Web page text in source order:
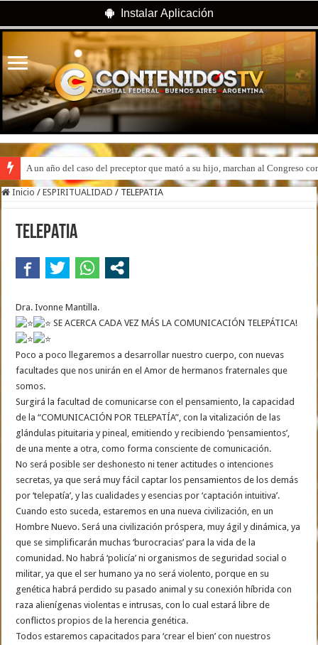
Instalar Aplicación
A un año del caso del preceptor que mató a su hijo, marchan al Congreso
Inicio / ESPIRITUALIDAD / TELEPATIA
TELEPATIA
Dra. Ivonne Mantilla.
SE ACERCA CADA VEZ MÁS LA COMUNICACIÓN TELEPÁTICA!
Poco a poco llegaremos a desarrollar nuestro cuerpo, con nuevas
facultades que nos unirán en el Amor de hermanos fraternales que
somos.
Surgirá la facultad de comunicarse con el pensamiento, la capacidad
de la “COMUNICACIÓN POR TELEPATÍA”, con la vitalización de las
glándulas pituitaria y pineal, emitiendo y recibiendo ‘pensamientos’,
de una mente a otra, como forma consciente de comunicación.
No será posible ser deshonesto ni tener actitudes o intenciones
secretas, ya que será muy fácil captar los pensamientos de los demás
por ‘telepatía’, y las cualidades y esencias por ‘captación intuitiva’.
Cuando esto suceda, estaremos en una nueva civilización, en un
Hombre Nuevo. Será una civilización próspera, muy ágil y dinámica, ya
que se simplificarán muchas ‘burocracias’ para la vida de la
comunidad. No habrá ‘policía’ ni organismos de seguridad social o
militar, ya que el ser humano ya no será violento, porque en su
genética habrá perdido su pasado animal y su conexión híbrida con
raza alienígenas violentas e intrusas, con lo cual estará libre de
conflictos propios de la herencia genética.
Todos estaremos capacitados para ‘crear el bien’ con nuestros